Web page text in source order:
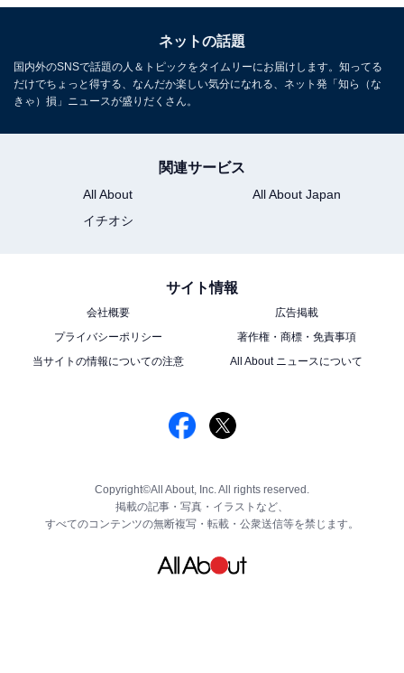
ネットの話題
国内外のSNSで話題の人＆トピックをタイムリーにお届けします。知ってる
だけでちょっと得する、なんだか楽しい気分になれる、ネット発「知ら（な
きゃ）損」ニュースが盛りだくさん。
関連サービス
All About
All About Japan
イチオシ
サイト情報
会社概要
広告掲載
プライバシーポリシー
著作権・商標・免責事項
当サイトの情報についての注意
All About ニュースについて
Copyright©All About, Inc. All rights reserved.
掲載の記事・写真・イラストなど、
すべてのコンテンツの無断複写・転載・公衆送信等を禁じます。